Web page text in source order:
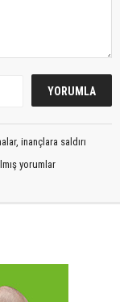
inançlara saldırı
yorumlar